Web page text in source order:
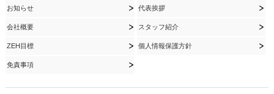
お知らせ 代表挨拶
会社概要 スタッフ紹介
ZEH目標 個人情報保護方針
免責事項